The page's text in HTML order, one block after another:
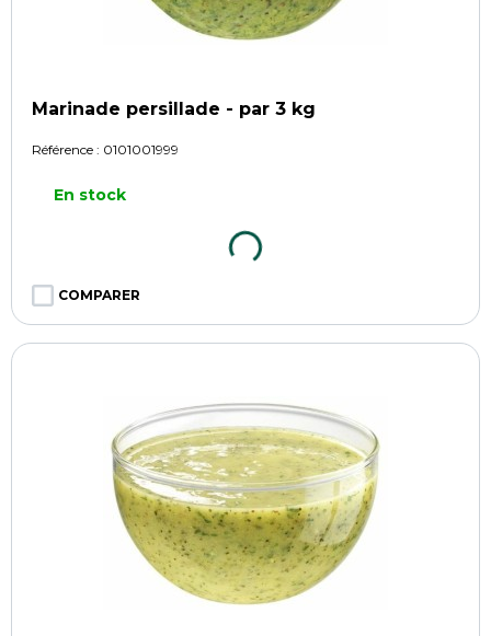
Marinade persillade - par 3 kg
Référence : 0101001999
En stock
COMPARER